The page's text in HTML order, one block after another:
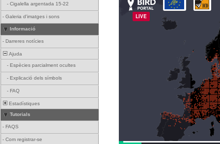
- Cigalella argentada 15-22
- Galeria d'imatges i sons
Informació
- Darreres notícies
Ajuda
- Espècies parcialment ocultes
- Explicació dels símbols
- FAQ
Estadístiques
Tutorials
- FAQS
- Com registrar-se